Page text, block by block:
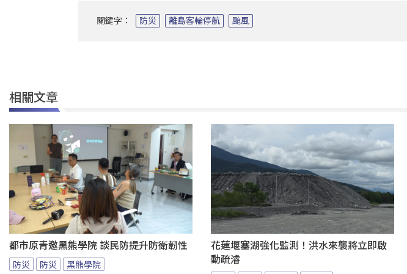
關鍵字： 防災 離島客輪停航 颱風
相關文章
都市原青邀黑熊學院 談民防提升防衛韌性
防災 防災 黑熊學院
花蓮堰塞湖強化監測！洪水來襲將立即啟
動疏濬